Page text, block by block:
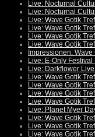
Live: Nocturnal
Live: Nocturnal
Live: Wave Gotik
Live: Wave Gotik
Live: Wave Gotik
Live: Wave Gotik
Impressionen:
Live: E-Only
Live: Darkflower
Live: Wave Gotik
Live: Wave Gotik
Live: Wave Gotik
Live: Wave Gotik
Live: Planet Myer
Live: Wave Gotik
Live: Wave Gotik
Live: Wave Gotik